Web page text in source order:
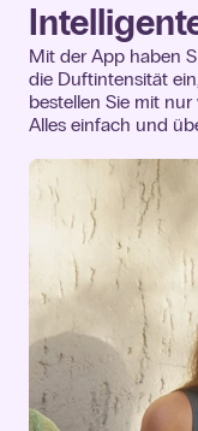
Mit der App haben
die Duftintensität
bestellen Sie mit
Alles einfach und